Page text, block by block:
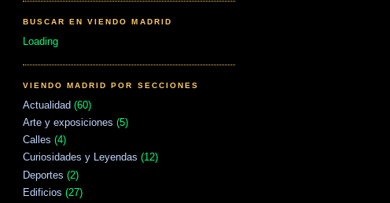
BUSCAR EN VIENDO MADRID
Loading
VIENDO MADRID POR SECCIONES
Actualidad (60)
Arte y exposiciones (5)
Calles (4)
Curiosidades y Leyendas (12)
Deportes (2)
Edificios (27)